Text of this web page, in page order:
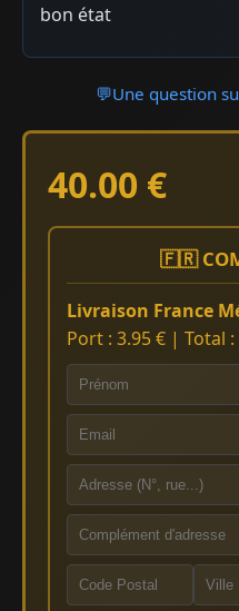
bon état
💬Une question
40.00 €
🇫🇷
Livraison France
Port : 3.95 € | Total :